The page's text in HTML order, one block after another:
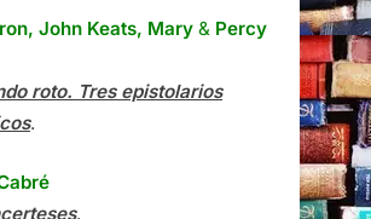
John Keats, Mary & Percy
roto. Tres epistolarios
.
.